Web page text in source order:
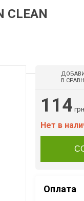
В
114 грн
Нет в
Оплата